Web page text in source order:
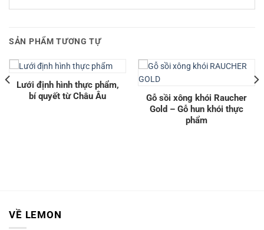
SẢN PHẨM TƯƠNG TỰ
Lưới định hình thực phẩm,
bí quyết từ Châu Âu
Gỗ sồi xông khói Raucher
Gold – Gỗ hun khói thực
phẩm
VỀ LEMON